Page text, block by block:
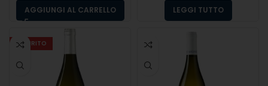
AGGIUNGI AL CARRELLO
LEGGI TUTTO
ESAURITO